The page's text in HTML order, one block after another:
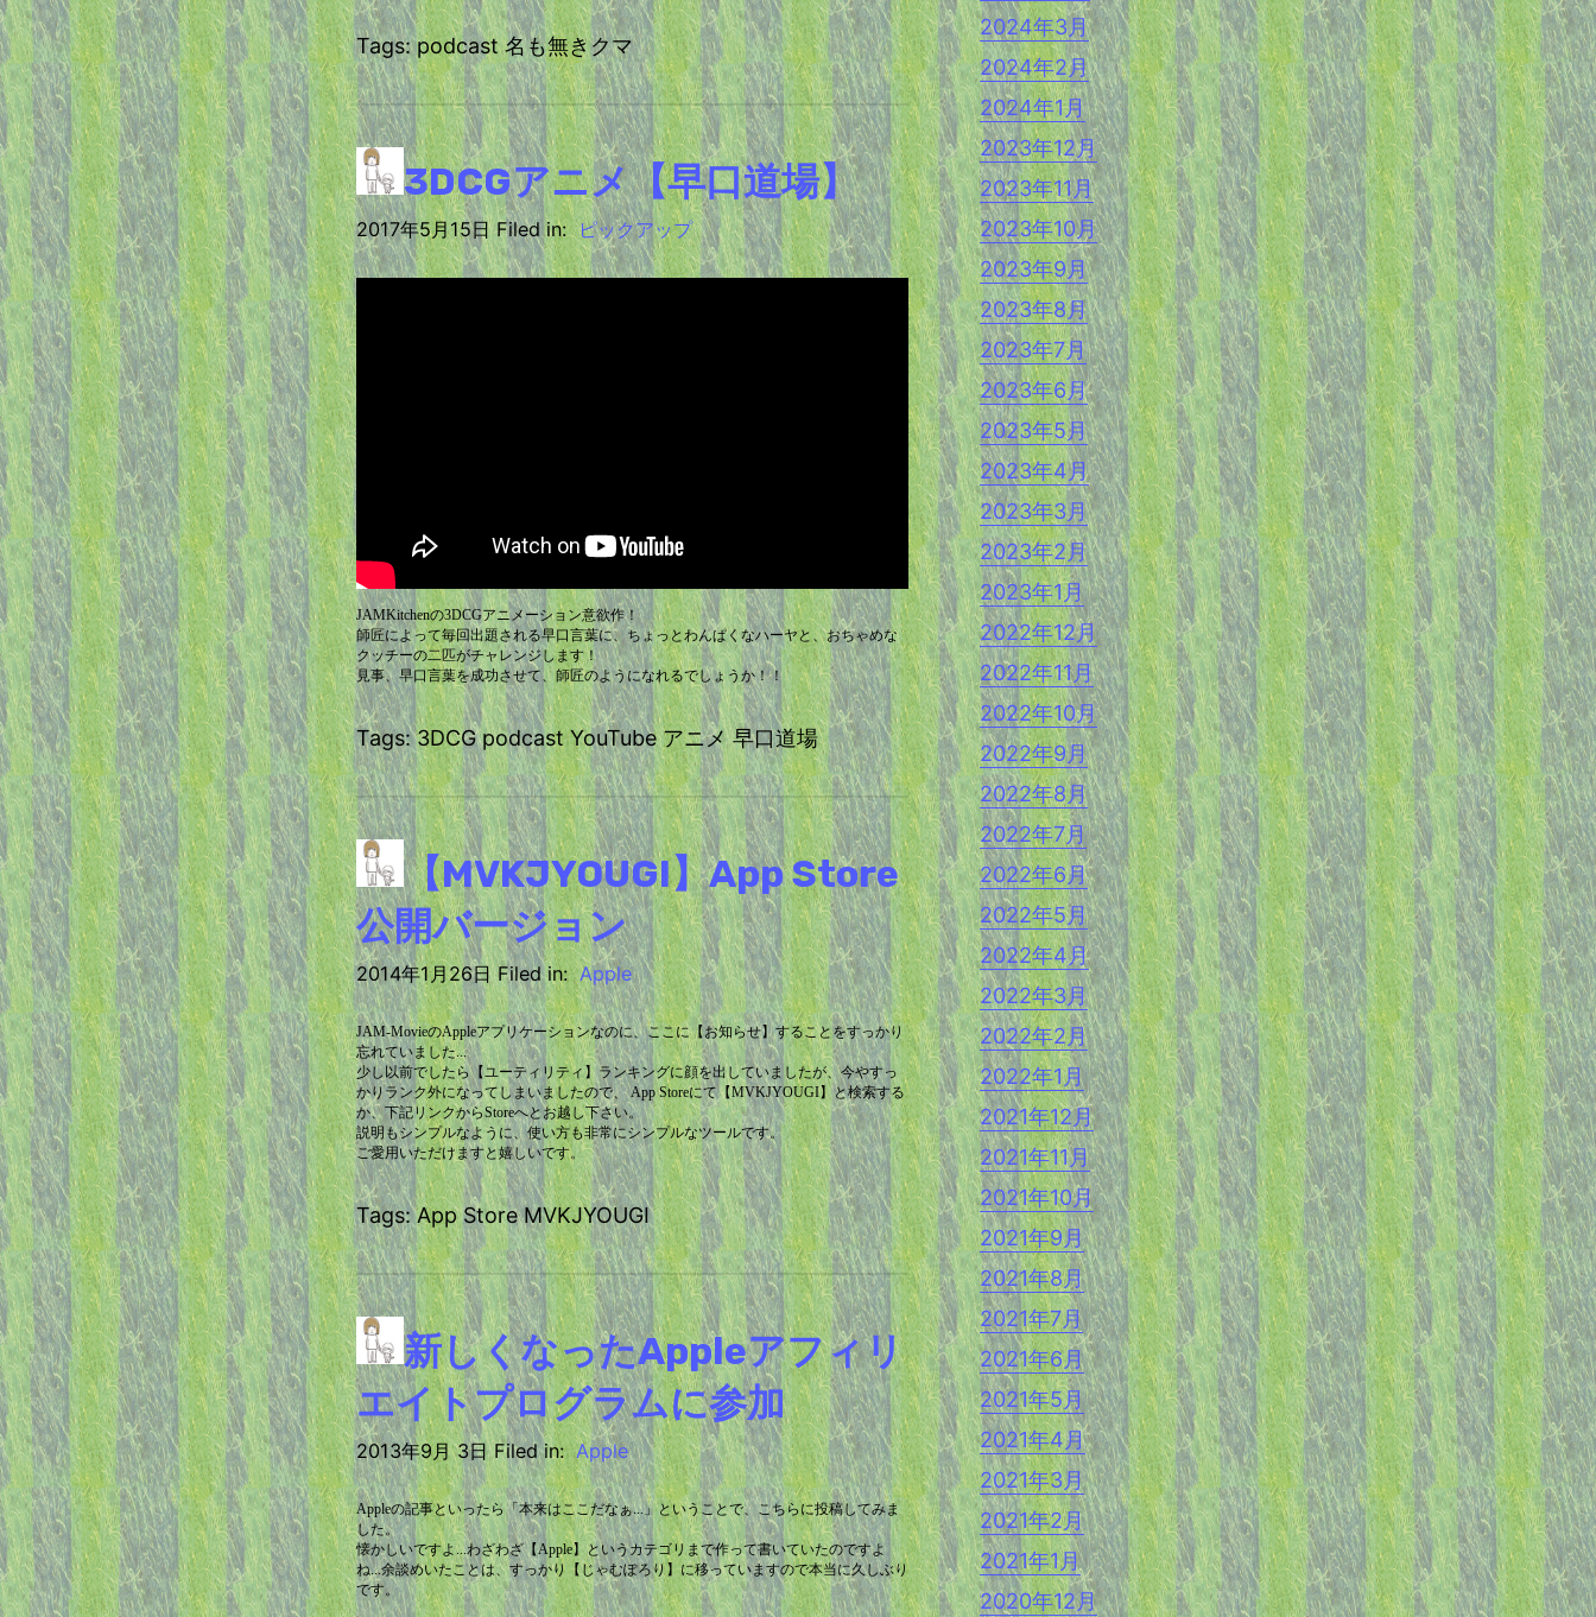
Tags: podcast 名も無きクマ
3DCGアニメ【早口道場】
2017年5月15日 Filed in: ピックアップ
JAMKitchenの3DCGアニメーション意欲作！
師匠によって毎回出題される早口言葉に、ちょっとわんぱくなハーヤと、おちゃめな
クッチーの二匹がチャレンジします！
見事、早口言葉を成功させて、師匠のようになれるでしょうか！！
Tags: 3DCG podcast YouTube アニメ 早口道場
【MVKJYOUGI】App Store
公開バージョン
2014年1月26日 Filed in: Apple
JAM-MovieのAppleアプリケーションなのに、ここに【お知らせ】することをすっかり
忘れていました...
少し以前でしたら【ユーティリティ】ランキングに顔を出していましたが、今やすっ
かりランク外になってしまいましたので、 App Storeにて【MVKJYOUGI】と検索する
か、下記リンクからStoreへとお越し下さい。
説明もシンプルなように、使い方も非常にシンプルなツールです。
ご愛用いただけますと嬉しいです。
Tags: App Store MVKJYOUGI
新しくなったAppleアフィリ
エイトプログラムに参加
2013年9月 3日 Filed in: Apple
Appleの記事といったら「本来はここだなぁ...」ということで、こちらに投稿してみま
した。
懐かしいですよ...わざわざ【Apple】というカテゴリまで作って書いていたのですよ
ね...余談めいたことは、すっかり【じゃむぽろり】に移っていますので本当に久しぶり
です。
2024年3月
2024年2月
2024年1月
2023年12月
2023年11月
2023年10月
2023年9月
2023年8月
2023年7月
2023年6月
2023年5月
2023年4月
2023年3月
2023年2月
2023年1月
2022年12月
2022年11月
2022年10月
2022年9月
2022年8月
2022年7月
2022年6月
2022年5月
2022年4月
2022年3月
2022年2月
2022年1月
2021年12月
2021年11月
2021年10月
2021年9月
2021年8月
2021年7月
2021年6月
2021年5月
2021年4月
2021年3月
2021年2月
2021年1月
2020年12月